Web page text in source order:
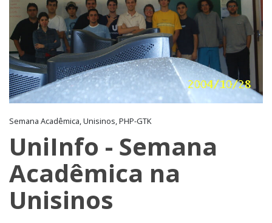
Semana Acadêmica, Unisinos, PHP-GTK
UniInfo - Semana
Acadêmica na
Unisinos